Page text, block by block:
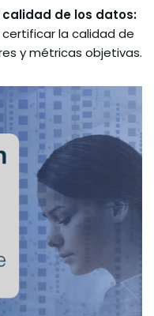
calidad de los datos:
la calidad de
y métricas objetivas.